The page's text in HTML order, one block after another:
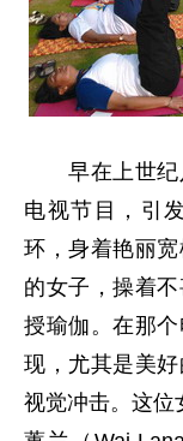
早在上世纪
电视节目，引
环，身着艳丽
的女子，操着
授瑜伽。在那
现，尤其是美
视觉冲击。这位